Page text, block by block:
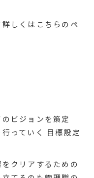
しくはこちらのペ
ビジョンを策定
っていく 目標設定
クリアするための